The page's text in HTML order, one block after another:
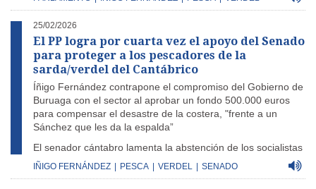
25/02/2026
El PP logra por cuarta vez el apoyo del Senado
para proteger a los pescadores de la
sarda/verdel del Cantábrico
Íñigo Fernández contrapone el compromiso del Gobierno de
Buruaga con el sector al aprobar un fondo 500.000 euros
para compensar el desastre de la costera, "frente a un
Sánchez que les da la espalda”
El senador cántabro lamenta la abstención de los socialistas
IÑIGO FERNÁNDEZ PESCA VERDEL SENADO